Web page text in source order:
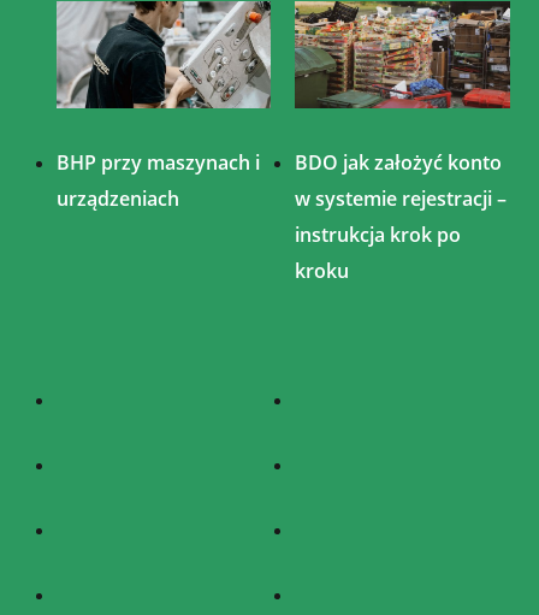
BHP przy maszynach i
urządzeniach
BDO jak założyć konto
w systemie rejestracji –
instrukcja krok po
kroku